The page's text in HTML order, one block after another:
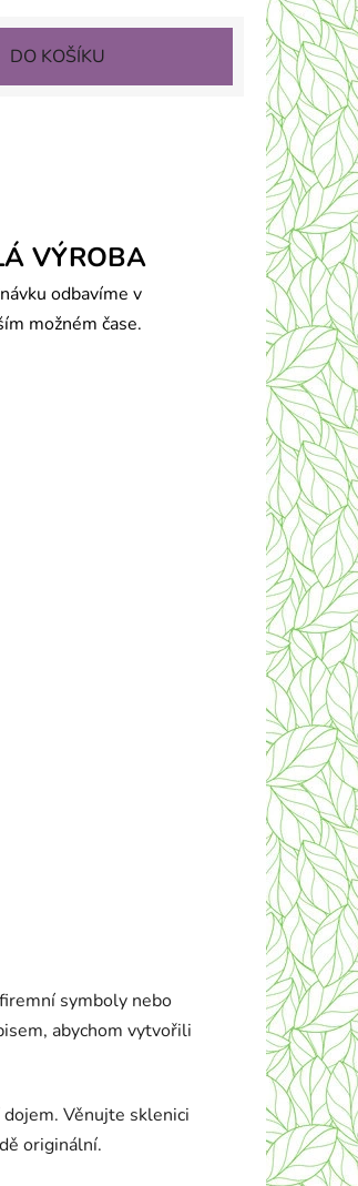
DO KOŠÍKU
VÝROBA
odbavíme v
možném čase.
symboly nebo
abychom vytvořili
Věnujte sklenici
originální.